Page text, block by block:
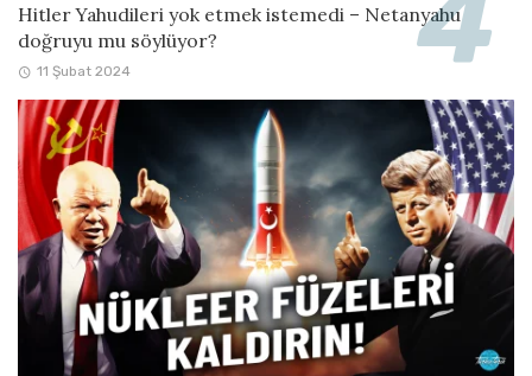
Hitler Yahudileri yok etmek istemedi – Netanyahu
doğruyu mu söylüyor?
11 Şubat 2024